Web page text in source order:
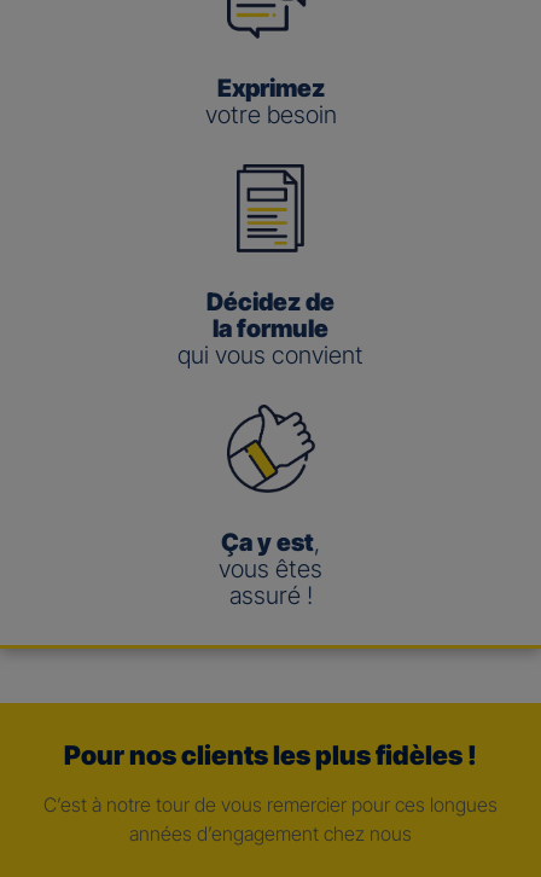
Exprimez
votre besoin
Décidez de
la formule
qui vous convient
Ça y est,
vous êtes
assuré !
Pour nos clients les plus fidèles !
C’est à notre tour de vous remercier pour ces longues
années d’engagement chez nous